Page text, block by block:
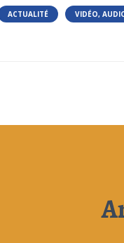
ACTUALITÉ VIDÉO,